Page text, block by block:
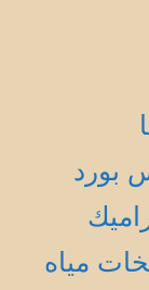
بورد
مياه